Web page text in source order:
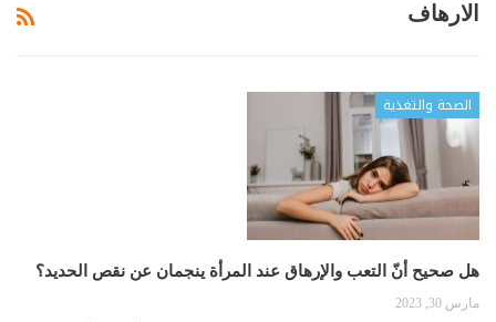
الارهاف
الصحة والتغذية
هل صحيح أنّ التعب والإرهاق عند المرأة ينجمان عن نقص الحديد؟
مارس 30, 2023